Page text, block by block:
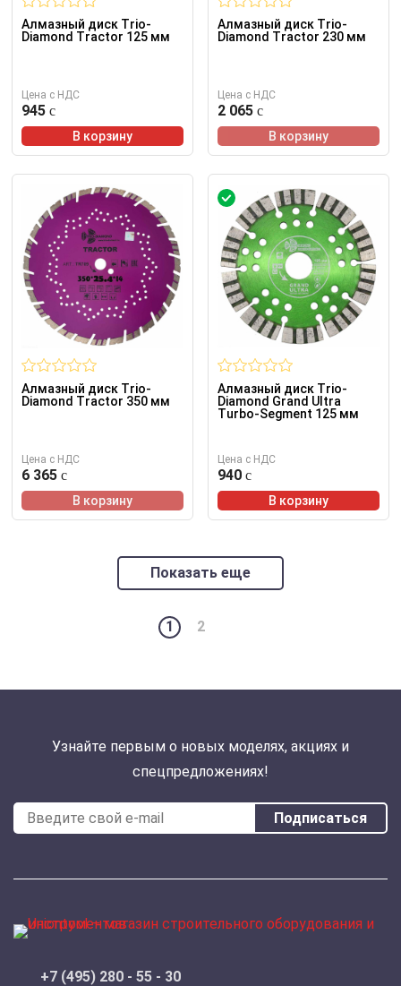
Алмазный диск Trio-
Diamond Tractor 125 мм
Цена с НДС
945
В корзину
Алмазный диск Trio-
Diamond Tractor 230 мм
Цена с НДС
2 065
В корзину
Алмазный диск Trio-
Diamond Tractor 350 мм
Цена с НДС
6 365
В корзину
Алмазный диск Trio-
Diamond Grand Ultra
Turbo-Segment 125 мм
Цена с НДС
940
В корзину
Показать еще
1 2
Узнайте первым о новых моделях, акциях и
спецпредложениях!
Подписаться
+7 (495) 280 - 55 - 30